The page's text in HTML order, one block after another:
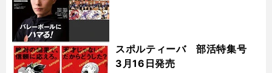
スポルティーバ 部活特集号
3月16日発売